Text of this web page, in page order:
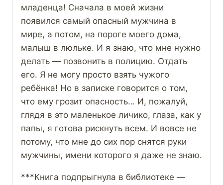
младенца! Сначала в моей жизни
появился самый опасный мужчина в
мире, а потом, на пороге моего дома,
малыш в люльке. И я знаю, что мне нужно
делать — позвонить в полицию. Отдать
его. Я не могу просто взять чужого
ребёнка! Но в записке говорится о том,
что ему грозит опасность… И, пожалуй,
глядя в это маленькое личико, глаза, как у
папы, я готова рискнуть всем. И вовсе не
потому, что мне до сих пор снятся руки
мужчины, имени которого я даже не знаю.
***Книга подпрыгнула в библиотеке —